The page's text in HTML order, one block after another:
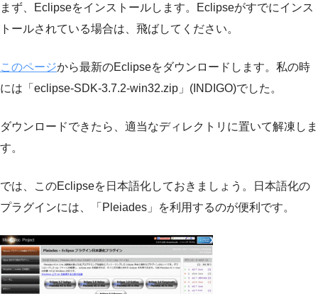
まず、Eclipseをインストールします。Eclipseがすでにインス
トールされている場合は、飛ばしてください。
このページから最新のEclipseをダウンロードします。私の時
には「eclipse-SDK-3.7.2-win32.zip」(INDIGO)でした。
ダウンロードできたら、適当なディレクトリに置いて解凍しま
す。
では、このEclipseを日本語化しておきましょう。日本語化の
プラグインには、「Pleiades」を利用するのが便利です。